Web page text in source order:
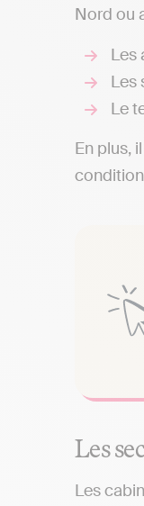
Nord ou
Les
Les
Le
En plus,
Les
Les